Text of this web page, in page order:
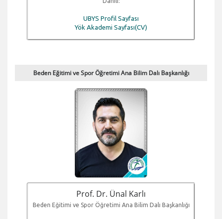
UBYS Profil Sayfası
Yök Akademi Sayfası(CV)
Beden Eğitimi ve Spor Öğretimi Ana Bilim Dalı Başkanlığı
Prof. Dr. Ünal Karlı
Beden Eğitimi ve Spor Öğretimi Ana Bilim Dalı Başkanlığı